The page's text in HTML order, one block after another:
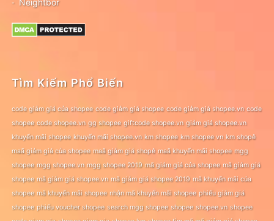
Neightbor
Tìm Kiếm Phổ Biến
code giảm giá của shopee code giảm giá shopee code giảm giá shopee.vn code
shopee code shopee.vn gg shopee giftcode shopee.vn giảm giá shopee.vn
khuyến mãi shopee khuyến mãi shopee.vn km shopee km shopee vn km shopê
maã giảm giá của shopee maã giảm giá shopê maã khuyến mãi shopee mgg
shopee mgg shopee.vn mgg shopee 2019 mã giảm giá của shopee mã giảm giá
shopee mã giảm giá shopee.vn mã giảm giá shopee 2019 mã khuyến mãi của
shopee mã khuyến mãi shopee nhận mã khuyến mãi shopee phiếu giảm giá
shopee phiếu voucher shopee search mgg shopee shopee shopee.vn shopee